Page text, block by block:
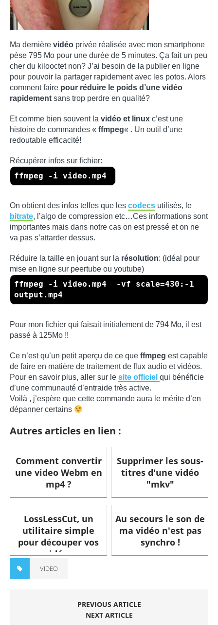
Ma dernière vidéo privée réalisée avec mon smartphone
pèse 795 Mo pour une durée de 5 minutes. Ça fait un peu
cher du kilooctet non? J’ai besoin de la publier en ligne
pour pouvoir la partager rapidement avec les potos. Alors
comment faire pour réduire le poids d’une vidéo
rapidement sans trop perdre en qualité?
Et comme bien souvent la vidéo et linux c’est une
histoire de commandes « ffmpeg« . Un outil d’une
redoutable efficacité!
Récupérer infos sur fichier:
ffmpeg -i video.mp4
On obtient des infos telles que les codecs utilisés, le
bitrate, l’algo de compression etc…Ces informations sont
importantes mais dans notre cas on est pressé et on ne
va pas s’attarder dessus.
Réduire la taille en jouant sur la résolution: (idéal pour
mise en ligne sur peertube ou youtube)
ffmpeg -i video.mp4 -vf scale=430:-1
output.mp4
Pour mon fichier qui faisait initialement de 794 Mo, il est
passé à 125Mo !!
Ce n’est qu’un petit aperçu de ce que ffmpeg est capable
de faire en matière de traitement de flux audio et vidéos.
Pour en savoir plus, aller sur le site officiel qui bénéficie
d’une communauté d’entraide très active.
Voilà , j’espère que cette commande aura le mérite d’en
dépanner certains
Autres articles en lien :
Comment convertir
une video Webm en
mp4 ?
Supprimer les sous-
titres d'une vidéo
"mkv"
LossLessCut, un
utilitaire simple
pour découper vos
vidéos
Au secours le son de
ma vidéo n'est pas
synchro !
VIDEO
PREVIOUS ARTICLE
NEXT ARTICLE